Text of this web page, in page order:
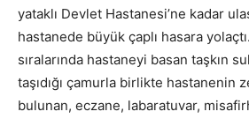
yataklı Devlet Hastanesi’ne kadar
hastanede büyük çaplı hasara
sıralarında hastaneyi basan taşkın
taşıdığı çamurla birlikte hastanenin
bulunan, eczane, labaratuvar,